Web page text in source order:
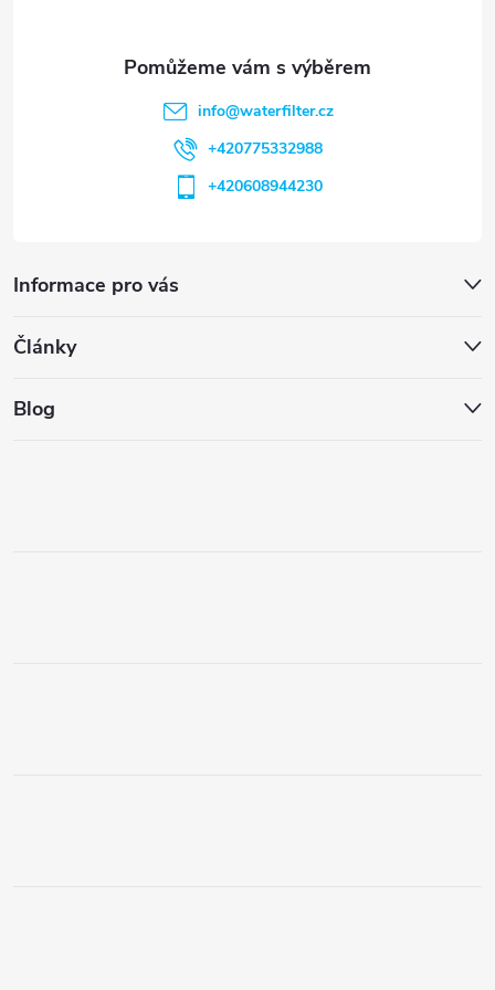
Informace pro vás
Články
Blog
info@waterfilter.cz
+420775332988
+420608944230